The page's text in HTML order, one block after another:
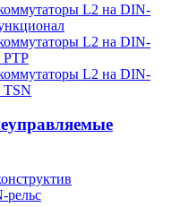
L2 на DIN-
L2 на DIN-
PTP
L2 на DIN-
TSN
рельс